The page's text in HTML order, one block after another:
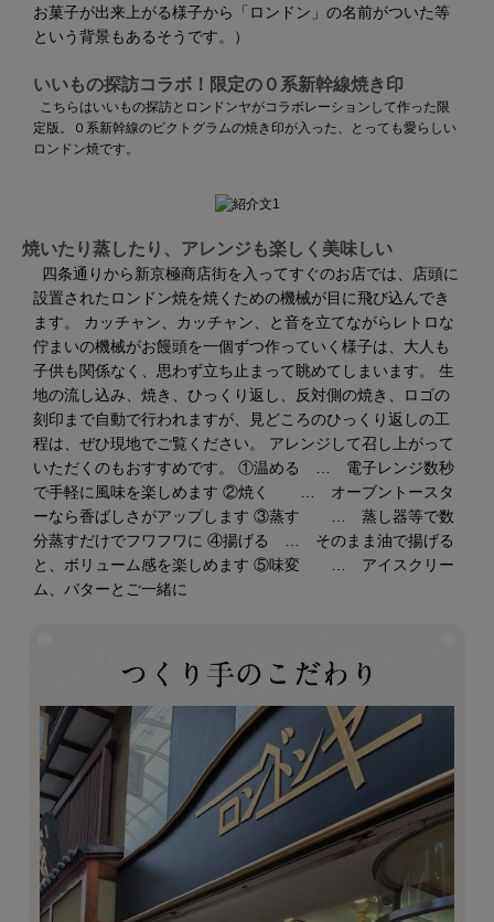
お菓子が出来上がる様子から「ロンドン」の名前がついた等
という背景もあるそうです。）
いいもの探訪コラボ！限定の０系新幹線焼き印
こちらはいいもの探訪とロンドンヤがコラボレーションして作った限
定版。０系新幹線のピクトグラムの焼き印が入った、とっても愛らしい
ロンドン焼です。
焼いたり蒸したり、アレンジも楽しく美味しい
四条通りから新京極商店街を入ってすぐのお店では、店頭に
設置されたロンドン焼を焼くための機械が目に飛び込んでき
ます。 カッチャン、カッチャン、と音を立てながらレトロな
佇まいの機械がお饅頭を一個ずつ作っていく様子は、大人も
子供も関係なく、思わず立ち止まって眺めてしまいます。 生
地の流し込み、焼き、ひっくり返し、反対側の焼き、ロゴの
刻印まで自動で行われますが、見どころのひっくり返しの工
程は、ぜひ現地でご覧ください。 アレンジして召し上がって
いただくのもおすすめです。 ①温める … 電子レンジ数秒
で手軽に風味を楽しめます ②焼く … オーブントースタ
ーなら香ばしさがアップします ③蒸す … 蒸し器等で数
分蒸すだけでフワフワに ④揚げる … そのまま油で揚げる
と、ボリューム感を楽しめます ⑤味変 … アイスクリー
ム、バターとご一緒に